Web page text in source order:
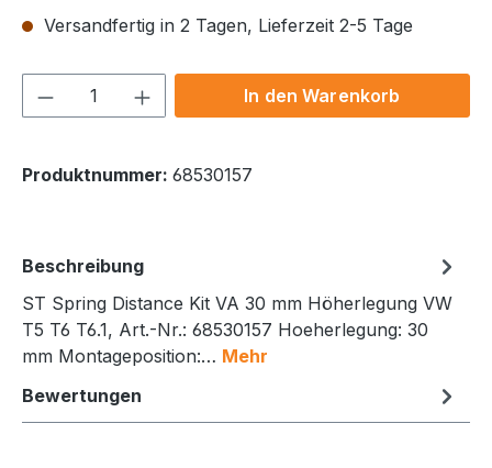
Versandfertig in 2 Tagen, Lieferzeit 2-5 Tage
Produkt Anzahl: Gib denIn den Warenkorb
Produktnummer: 68530157
Beschreibung
ST Spring Distance Kit VA 30 mm Höherlegung VW
T5 T6 T6.1, Art.-Nr.: 68530157 Hoeherlegung: 30
mm Montageposition:… Mehr
Bewertungen